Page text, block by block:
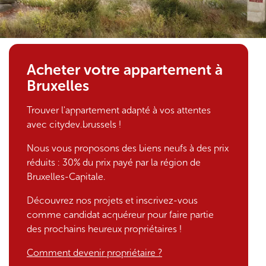
1
Acheter votre appartement à
Bruxelles
Trouver l'appartement adapté à vos attentes
avec citydev.brussels !
Nous vous proposons des biens neufs à des prix
réduits : 30% du prix payé par la région de
Bruxelles-Capitale.
Découvrez nos projets et inscrivez-vous
comme candidat acquéreur pour faire partie
des prochains heureux propriétaires !
Comment devenir propriétaire ?